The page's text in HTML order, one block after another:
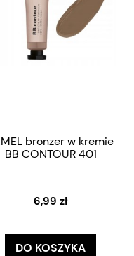
bronzer w kremie
BB CONTOUR 401
6,99 zł
DO KOSZYKA